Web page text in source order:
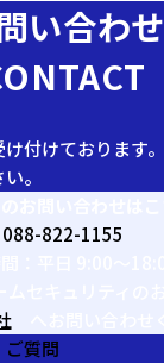
い合わせ
付けております。
。
088-822-1155
質問